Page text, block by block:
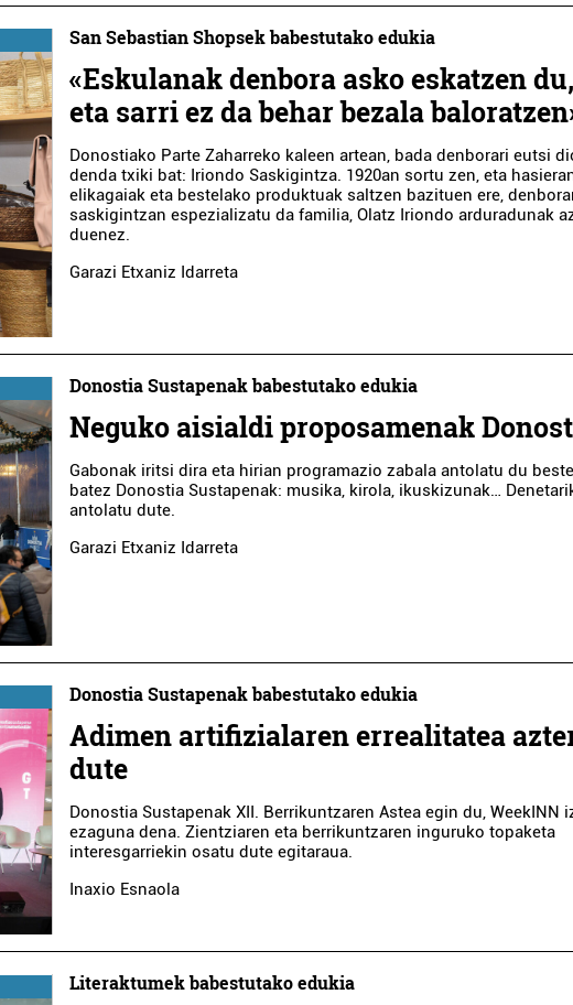
San Sebastian Shopsek babestutako edukia
«Eskulanak denbora asko eskatzen du,
eta sarri ez da behar bezala
Donostiako Parte Zaharreko kaleen artean, bada denborari eutsi
denda txiki bat: Iriondo Saskigintza. 1920an sortu zen, eta
elikagaiak eta bestelako produktuak saltzen bazituen ere,
saskigintzan espezializatu da familia, Olatz Iriondo arduradunak
duenez.
Garazi Etxaniz Idarreta
Donostia Sustapenak babestutako edukia
Neguko aisialdi proposamenak
Gabonak iritsi dira eta hirian programazio zabala antolatu du
batez Donostia Sustapenak: musika, kirola, ikuskizunak…
antolatu dute.
Garazi Etxaniz Idarreta
Donostia Sustapenak babestutako edukia
Adimen artifizialaren errealitatea
dute
Donostia Sustapenak XII. Berrikuntzaren Astea egin du, WeekINN
ezaguna dena. Zientziaren eta berrikuntzaren inguruko topaketa
interesgarriekin osatu dute egitaraua.
Inaxio Esnaola
Literaktumek babestutako edukia